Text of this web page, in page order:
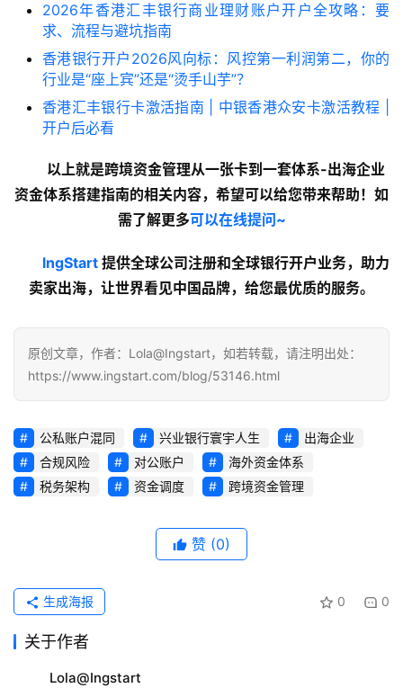
2026年香港汇丰银行商业理财账户开户全攻略：要
求、流程与避坑指南
香港银行开户2026风向标：风控第一利润第二，你的
行业是“座上宾”还是“烫手山芋”？
香港汇丰银行卡激活指南 | 中银香港众安卡激活教程 |
开户后必看
以上就是跨境资金管理从一张卡到一套体系-出海企业
资金体系搭建指南的相关内容，希望可以给您带来帮助！如
需了解更多可以在线提问~
lngStart 提供全球公司注册和全球银行开户业务，助力
卖家出海，让世界看见中国品牌，给您最优质的服务。
原创文章，作者：Lola@Ingstart，如若转载，请注明出处：
https://www.ingstart.com/blog/53146.html
公私账户混同 兴业银行寰宇人生
出海企业
合规风险
对公账户
海外资金体系
税务架构
资金调度 跨境资金管理
赞 (0)
0 0
生成海报
关于作者
Lola@Ingstart